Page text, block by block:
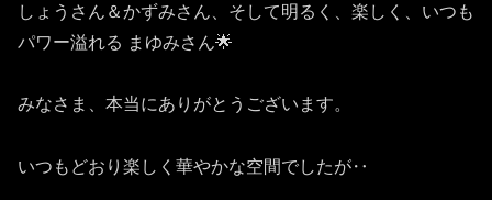
しょうさん＆かずみさん、そして明るく、楽しく、いつも
パワー溢れる まゆみさん🌟
みなさま、本当にありがとうございます。
いつもどおり楽しく華やかな空間でしたが‥